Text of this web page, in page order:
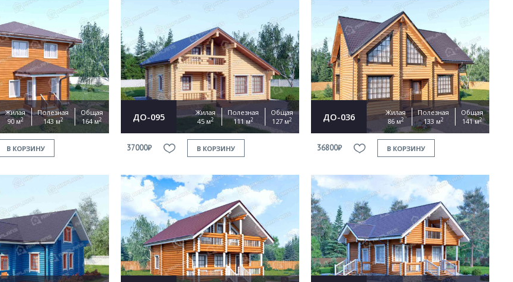
Жилая
90 м2
Полезная
143 м2
Общая
164 м2
В КОРЗИНУ
ДО-095
Жилая
45 м2
Полезная
111 м2
Общая
127 м2
37000₽ В КОРЗИНУ
ДО-036
Жилая
86 м2
Полезная
133 м2
Общая
141 м2
36800₽ В КОРЗИНУ
Прикрепить файл
This site is protected by reCAPTCHA and the Google Privacy Policyand
Terms of Service
ОТПРАВИТЬ
Продолжить покупки ОФОРМИТЬ ЗАКАЗ